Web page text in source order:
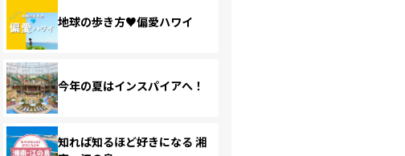
地球の歩き方♥偏愛ハワイ
今年の夏はインスパイアへ！
知れば知るほど好きになる 湘